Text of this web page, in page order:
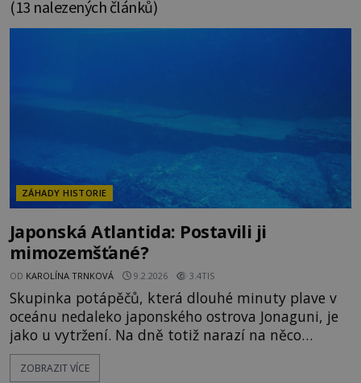
(13 nalezených článků)
ZÁHADY HISTORIE
Japonská Atlantida: Postavili ji
mimozemšťané?
OD KAROLÍNA TRNKOVÁ 9.2.2026 3.4TIS
Skupinka potápěčů, která dlouhé minuty plave v
oceánu nedaleko japonského ostrova Jonaguni, je
jako u vytržení. Na dně totiž narazí na něco
fantastického. Jde o struktury připomínající
budovy. U jedné z nich je navíc prapodivná socha,
ZOBRAZIT VÍCE